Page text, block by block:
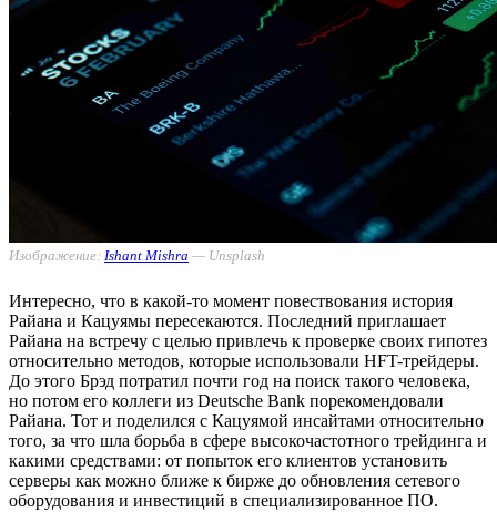
Изображение: Ishant Mishra — Unsplash
Интересно, что в какой-то момент повествования история
Райана и Кацуямы пересекаются. Последний приглашает
Райана на встречу с целью привлечь к проверке своих гипотез
относительно методов, которые использовали HFT-трейдеры.
До этого Брэд потратил почти год на поиск такого человека,
но потом его коллеги из Deutsche Bank порекомендовали
Райана. Тот и поделился с Кацуямой инсайтами относительно
того, за что шла борьба в сфере высокочастотного трейдинга и
какими средствами: от попыток его клиентов установить
серверы как можно ближе к бирже до обновления сетевого
оборудования и инвестиций в специализированное ПО.